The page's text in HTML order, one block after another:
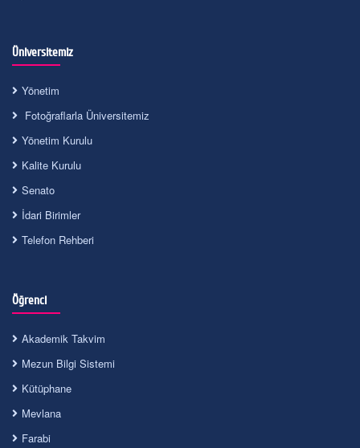
Üniversitemiz
Yönetim
Fotoğraflarla Üniversitemiz
Yönetim Kurulu
Kalite Kurulu
Senato
İdari Birimler
Telefon Rehberi
Öğrenci
Akademik Takvim
Mezun Bilgi Sistemi
Kütüphane
Mevlana
Farabi